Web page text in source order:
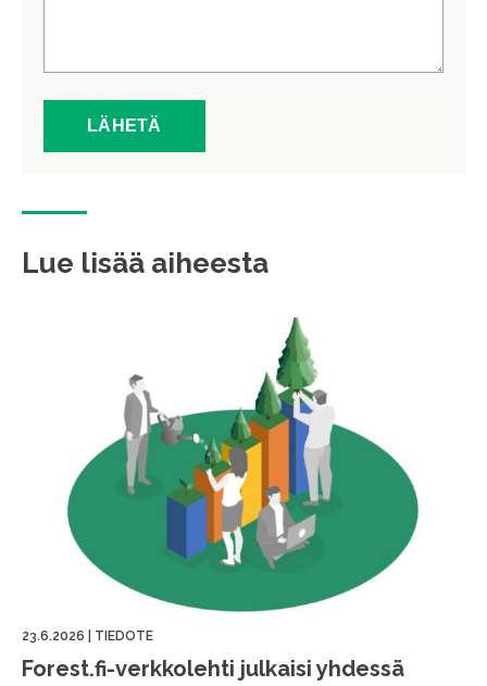
Lue lisää aiheesta
23.6.2026 TIEDOTE
Forest.fi-verkkolehti julkaisi yhdessä